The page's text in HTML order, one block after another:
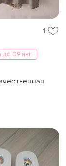
1
до 09 авг.